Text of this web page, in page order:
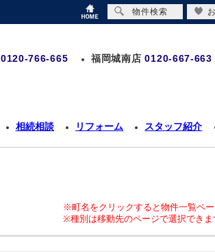
0120-766-665 福岡城南店 0120-667-663
相続相談 リフォーム スタッフ紹介
※町名をクリックすると物件一覧ペー
※種別は移動先のページで選択できま
物件検索